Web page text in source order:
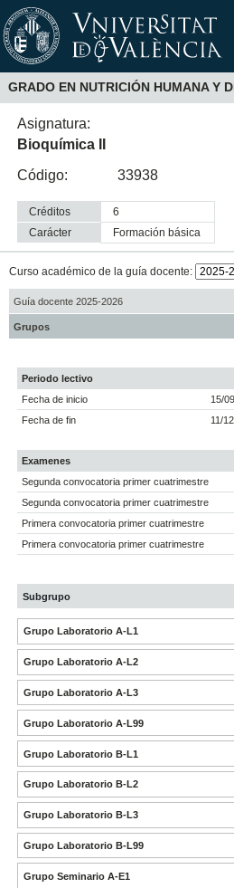
GRADO EN NUTRICIÓN HUMANA Y
Asignatura:
Bioquímica II
Código:
33938
Créditos
6
Carácter
formación básica
Curso académico de la guía docente:
Guía docente 2025-2026
Grupos
Periodo lectivo
Fecha de inicio
15/
Fecha de fin
11/
Examenes
Segunda convocatoria primer cuatrimestre
Segunda convocatoria primer cuatrimestre
Primera convocatoria primer cuatrimestre
Primera convocatoria primer cuatrimestre
Subgrupo
Grupo Laboratorio A-L1
Grupo Laboratorio A-L2
Grupo Laboratorio A-L3
Grupo Laboratorio A-L99
Grupo Laboratorio B-L1
Grupo Laboratorio B-L2
Grupo Laboratorio B-L3
Grupo Laboratorio B-L99
Grupo Seminario A-E1